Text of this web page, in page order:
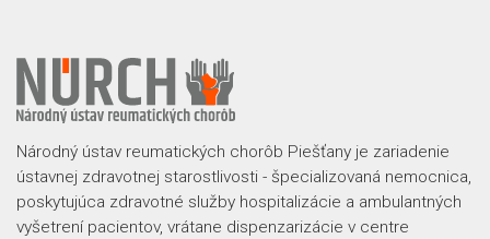
Národný ústav reumatických chorôb Piešťany je zariadenie
ústavnej zdravotnej starostlivosti - špecializovaná nemocnica,
poskytujúca zdravotné služby hospitalizácie a ambulantných
vyšetrení pacientov, vrátane dispenzarizácie v centre